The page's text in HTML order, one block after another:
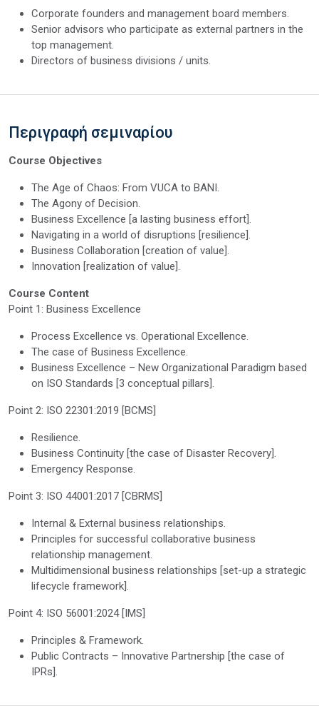
Corporate founders and management board members.
Senior advisors who participate as external partners in the
top management.
Directors of business divisions / units.
Περιγραφή σεμιναρίου
Course Objectives
The Age of Chaos: From VUCA to BANI.
The Agony of Decision.
Business Excellence [a lasting business effort].
Navigating in a world of disruptions [resilience].
Business Collaboration [creation of value].
Innovation [realization of value].
Course Content
Point 1: Business Excellence
Process Excellence vs. Operational Excellence.
The case of Business Excellence.
Business Excellence – New Organizational Paradigm based
on ISO Standards [3 conceptual pillars].
Point 2: ISO 22301:2019 [BCMS]
Resilience.
Business Continuity [the case of Disaster Recovery].
Emergency Response.
Point 3: ISO 44001:2017 [CBRMS]
Internal & External business relationships.
Principles for successful collaborative business
relationship management.
Multidimensional business relationships [set-up a strategic
lifecycle framework].
Point 4: ISO 56001:2024 [IMS]
Principles & Framework.
Public Contracts – Innovative Partnership [the case of
IPRs].